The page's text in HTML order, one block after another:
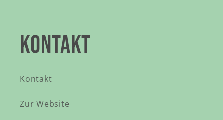
KONTAKT
Kontakt
Zur Website